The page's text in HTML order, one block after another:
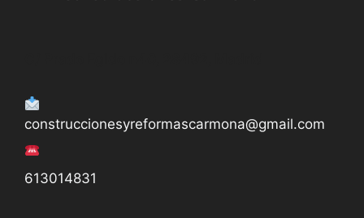
construccionesyreformascarmona@gmail.com
613014831